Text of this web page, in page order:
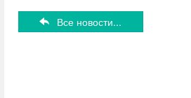
Все новости...